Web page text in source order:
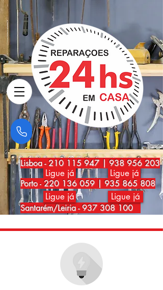
Ligue já Ligue já
Lisboa-210 115 947|938 956 203
Porto- 220 136 059 |935 865 808
Santarém/Leiria -937 308 100
Ligue já Ligue já